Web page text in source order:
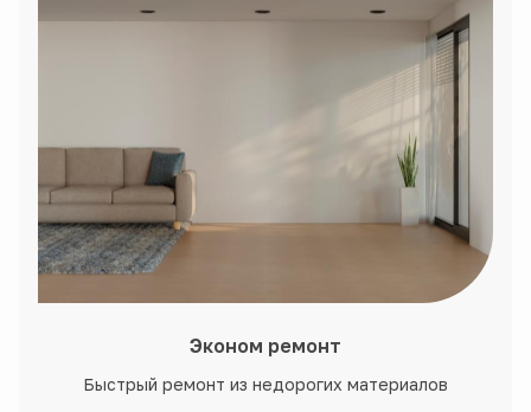
Эконом ремонт
Быстрый ремонт из недорогих материалов